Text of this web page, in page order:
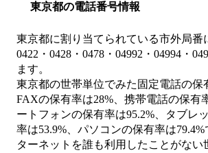
東京都の電話番号情報
東京都に割り当てられている市外局番
0422・0428・0478・04992・04994・
ます。
東京都の世帯単位でみた固定電話の保
FAXの保有率は28%、携帯電話の保有
ートフォンの保有率は95.2%、タブレ
率は53.9%、パソコンの保有率は
ターネットを誰も利用したことがない